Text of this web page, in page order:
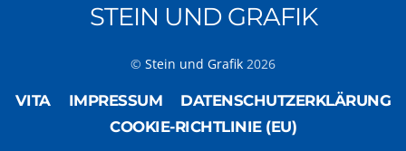
STEIN UND GRAFIK
© Stein und Grafik 2026
VITA IMPRESSUM
DATENSCHUTZERKLÄRUNG
COOKIE-RICHTLINIE (EU)